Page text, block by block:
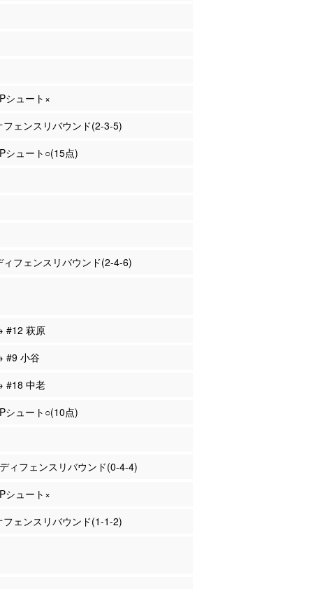
シュート×
フェンスリバウンド(2-3-5)
シュート○(15点)
ィフェンスリバウンド(2-4-6)
#12 萩原
#9 小谷
#18 中老
シュート○(10点)
ィフェンスリバウンド(0-4-4)
シュート×
フェンスリバウンド(1-1-2)